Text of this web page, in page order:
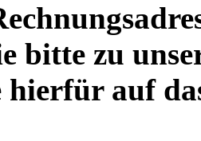
bitte zu
auf